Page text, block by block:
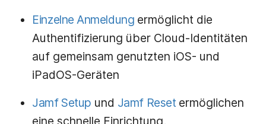
Einzelne Anmeldung ermöglicht die
Authentifizierung über Cloud-Identitäten
auf gemeinsam genutzten iOS- und
iPadOS-Geräten
Jamf Setup und Jamf Reset ermöglichen
eine schnelle Einrichtung,